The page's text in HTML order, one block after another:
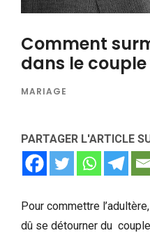
Comment
dans le couple
MARIAGE
PARTAGER L'ARTICLE
Pour commettre
dû se détourner du